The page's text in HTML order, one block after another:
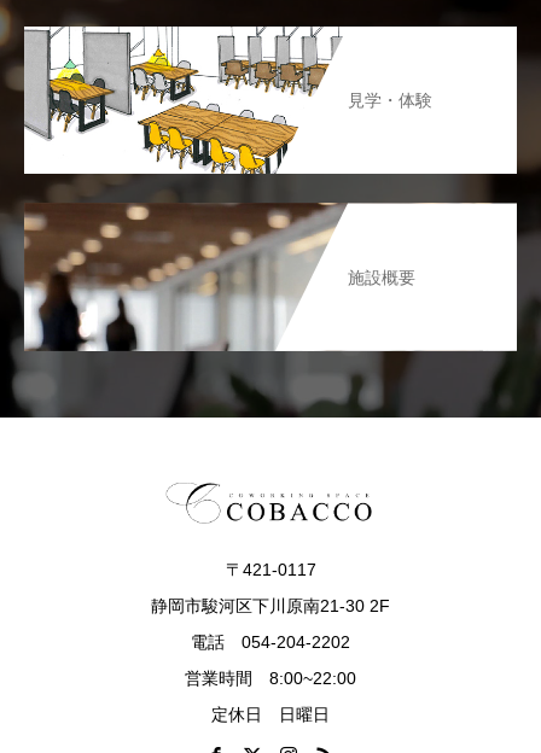
見学・体験
施設概要
〒421-0117
静岡市駿河区下川原南21-30 2F
電話 054-204-2202
営業時間 8:00~22:00
定休日 日曜日